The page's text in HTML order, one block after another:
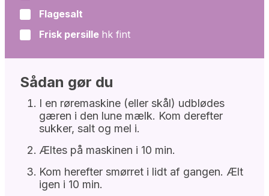
▢
Flagesalt
▢
Frisk persille hk fint
Sådan gør du
I en røremaskine (eller skål) udblødes
gæren i den lune mælk. Kom derefter
sukker, salt og mel i.
Æltes på maskinen i 10 min.
Kom herefter smørret i lidt af gangen. Ælt
igen i 10 min.